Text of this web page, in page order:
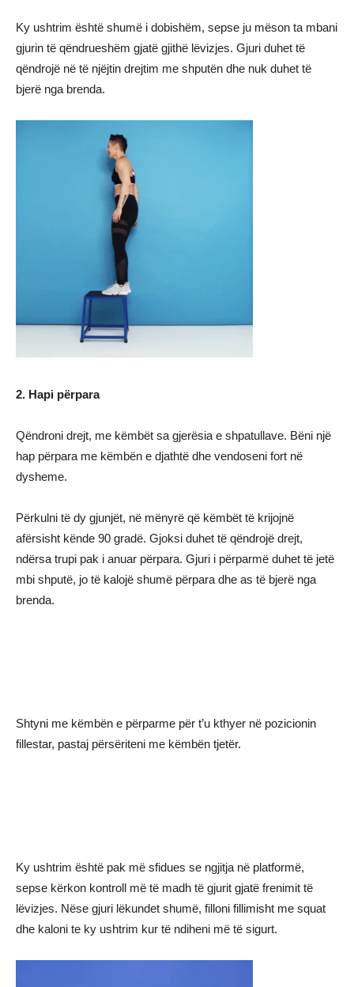
Ky ushtrim është shumë i dobishëm, sepse ju mëson ta mbani
gjurin të qëndrueshëm gjatë gjithë lëvizjes. Gjuri duhet të
qëndrojë në të njëjtin drejtim me shputën dhe nuk duhet të
bjerë nga brenda.
2. Hapi përpara
Qëndroni drejt, me këmbët sa gjerësia e shpatullave. Bëni një
hap përpara me këmbën e djathtë dhe vendoseni fort në
dysheme.
Përkulni të dy gjunjët, në mënyrë që këmbët të krijojnë
afërsisht kënde 90 gradë. Gjoksi duhet të qëndrojë drejt,
ndërsa trupi pak i anuar përpara. Gjuri i përparmë duhet të jetë
mbi shputë, jo të kalojë shumë përpara dhe as të bjerë nga
brenda.
Shtyni me këmbën e përparme për t’u kthyer në pozicionin
fillestar, pastaj përsëriteni me këmbën tjetër.
Ky ushtrim është pak më sfidues se ngjitja në platformë,
sepse kërkon kontroll më të madh të gjurit gjatë frenimit të
lëvizjes. Nëse gjuri lëkundet shumë, filloni fillimisht me squat
dhe kaloni te ky ushtrim kur të ndiheni më të sigurt.